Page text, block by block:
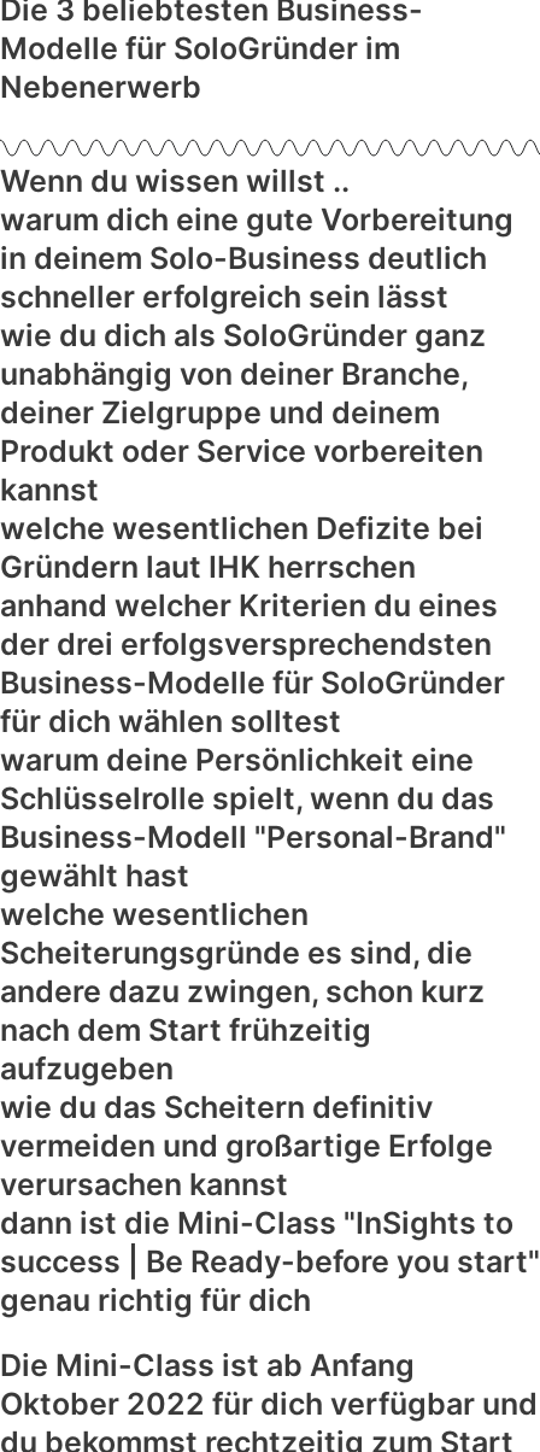
Die 3 beliebtesten Business-
Modelle für SoloGründer im
Nebenerwerb
Wenn du wissen willst ..
warum dich eine gute Vorbereitung
in deinem Solo-Business deutlich
schneller erfolgreich sein lässt
wie du dich als SoloGründer ganz
unabhängig von deiner Branche,
deiner Zielgruppe und deinem
Produkt oder Service vorbereiten
kannst
welche wesentlichen Defizite bei
Gründern laut IHK herrschen
anhand welcher Kriterien du eines
der drei erfolgsversprechendsten
Business-Modelle für SoloGründer
für dich wählen solltest
warum deine Persönlichkeit eine
Schlüsselrolle spielt, wenn du das
Business-Modell "Personal-Brand"
gewählt hast
welche wesentlichen
Scheiterungsgründe es sind, die
andere dazu zwingen, schon kurz
nach dem Start frühzeitig
aufzugeben
wie du das Scheitern definitiv
vermeiden und großartige Erfolge
verursachen kannst
dann ist die Mini-Class "InSights to
success | Be Ready-before you start"
genau richtig für dich
Die Mini-Class ist ab Anfang
Oktober 2022 für dich verfügbar und
du bekommst rechtzeitig zum Start